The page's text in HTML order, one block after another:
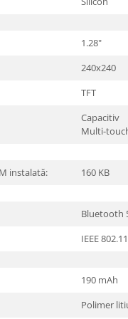
1.28"
240x240
TFT
Capacitiv
Multi-
instalată:
160 KB
Bluetooth
IEEE
190 mAh
Polimer